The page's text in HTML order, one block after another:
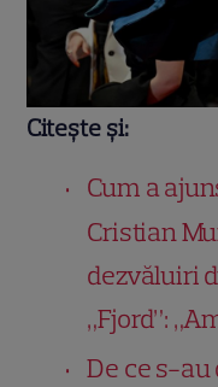
Citește și:
Cum a
Cristian
dezvăluiri
„Fjord”:
De ce s-